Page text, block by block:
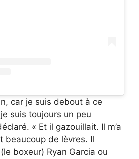
car je suis debout à ce
suis toujours un peu
« Et il gazouillait. Il m’a
beaucoup de lèvres. Il
boxeur) Ryan Garcia ou